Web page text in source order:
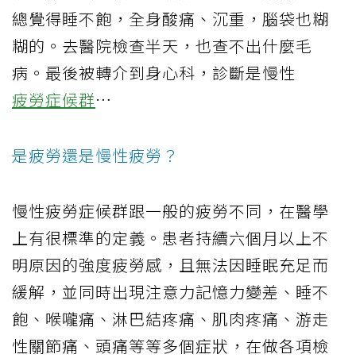
總覺得睡不飽，全身酸痛、沉重，腦袋也糊
糊的。去醫院檢查半天，也查不出什麼毛
病。最後被轉介到身心科，診斷是慢性
疲勞症候群…
是疲勞還是慢性疲勞？
慢性疲勞症候群跟一般的疲勞不同，在醫學
上有很標準的定義。患者持續六個月以上不
明原因的強度疲勞感，且無法因睡眠充足而
緩解，並同時出現注意力記憶力變差、睡不
飽、喉嚨痛、淋巴結疼痛、肌肉疼痛、游走
性關節痛、頭痛等等多個症狀，在做各項檢